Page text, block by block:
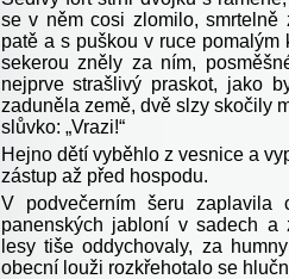
se v něm cosi zlomilo,
patě a s puškou v ruce
sekerou zněly za ním,
nejprve strašlivý praskot, jako
zaduněla země, dvě slzy skočily
slůvko: „Vrazi!“
Hejno dětí vyběhlo z vesnice a
zástup až před hospodu.
V podvečerním šeru zaplavila
panenských jabloní v sadech a
lesy tiše oddychovaly, za
obecní louži rozkřehotalo se